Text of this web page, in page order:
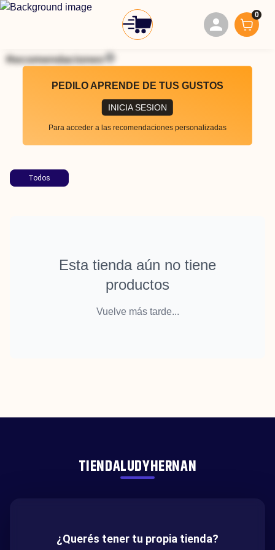
0
PEDILO APRENDE DE TUS GUSTOS
INICIA SESION
Para acceder a las recomendaciones personalizadas
Recomendaciones
Todos
Esta tienda aún no tiene
productos
Vuelve más tarde...
TIENDALUDYHERNAN
¿Querés tener tu propia tienda?